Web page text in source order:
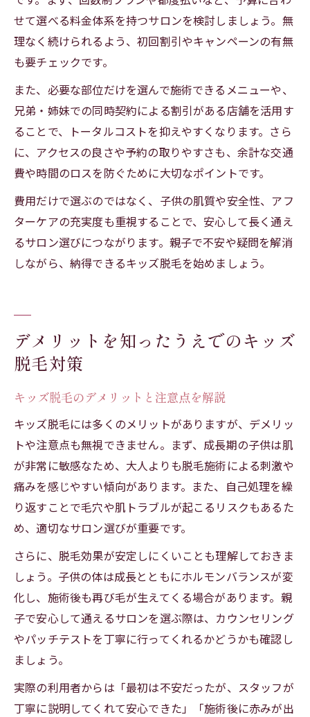
せて選べる料金体系を持つサロンを検討しましょう。無
理なく続けられるよう、初回割引やキャンペーンの有無
も要チェックです。
また、必要な部位だけを選んで施術できるメニューや、
兄弟・姉妹での同時契約による割引がある店舗を活用す
ることで、トータルコストを抑えやすくなります。さら
に、アクセスの良さや予約の取りやすさも、余計な交通
費や時間のロスを防ぐために大切なポイントです。
費用だけで選ぶのではなく、子供の肌質や安全性、アフ
ターケアの充実度も重視することで、安心して長く通え
るサロン選びにつながります。親子で不安や疑問を解消
しながら、納得できるキッズ脱毛を始めましょう。
デメリットを知ったうえでのキッズ
脱毛対策
キッズ脱毛のデメリットと注意点を解説
キッズ脱毛には多くのメリットがありますが、デメリッ
トや注意点も無視できません。まず、成長期の子供は肌
が非常に敏感なため、大人よりも脱毛施術による刺激や
痛みを感じやすい傾向があります。また、自己処理を繰
り返すことで毛穴や肌トラブルが起こるリスクもあるた
め、適切なサロン選びが重要です。
さらに、脱毛効果が安定しにくいことも理解しておきま
しょう。子供の体は成長とともにホルモンバランスが変
化し、施術後も再び毛が生えてくる場合があります。親
子で安心して通えるサロンを選ぶ際は、カウンセリング
やパッチテストを丁寧に行ってくれるかどうかも確認し
ましょう。
実際の利用者からは「最初は不安だったが、スタッフが
丁寧に説明してくれて安心できた」「施術後に赤みが出